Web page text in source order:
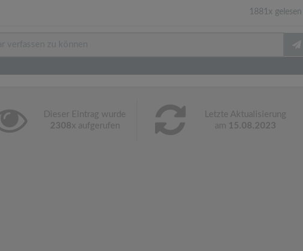
1881x gelesen
Dieser Eintrag wurde
2308x aufgerufen
Letzte Aktualisierung
am 15.08.2023